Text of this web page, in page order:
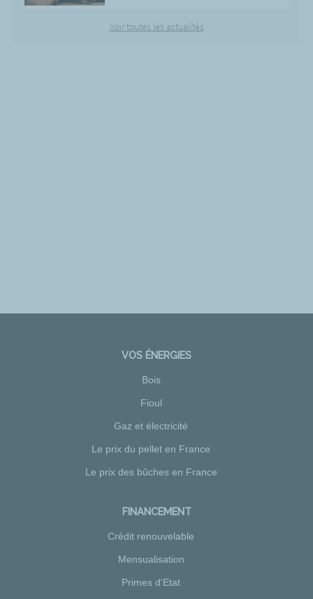
Voir toutes les actualités
VOS ÉNERGIES
Bois
Fioul
Gaz et électricité
Le prix du pellet en France
Le prix des bûches en France
FINANCEMENT
Crédit renouvelable
Mensualisation
Primes d'Etat